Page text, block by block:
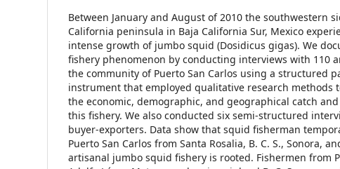
Between January and August of 2010 the southwestern
California peninsula in Baja California Sur, Mexico
intense growth of jumbo squid (Dosidicus gigas). We
fishery phenomenon by conducting interviews with 110
the community of Puerto San Carlos using a structured
instrument that employed qualitative research methods
the economic, demographic, and geographical catch
this fishery. We also conducted six semi-structured
buyer-exporters. Data show that squid fisherman
Puerto San Carlos from Santa Rosalia, B. C. S., Sonora,
artisanal jumbo squid fishery is rooted. Fishermen from